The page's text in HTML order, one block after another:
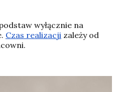
wyłącznie na
Czas realizacji zależy od